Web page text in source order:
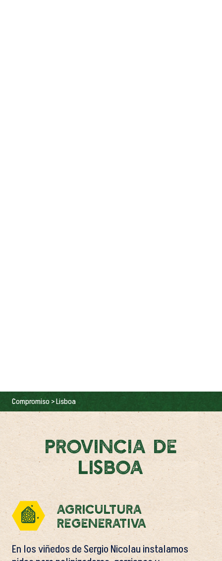
Compromiso> Lisboa
Provincia de
Lisboa
Agricultura
Regenerativa
En los viñedos de Sergio Nicolau instalamos